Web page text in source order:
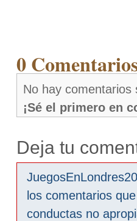
0
No hay comentarios
¡Sé el primero en
Deja tu
los comentarios
conductas no